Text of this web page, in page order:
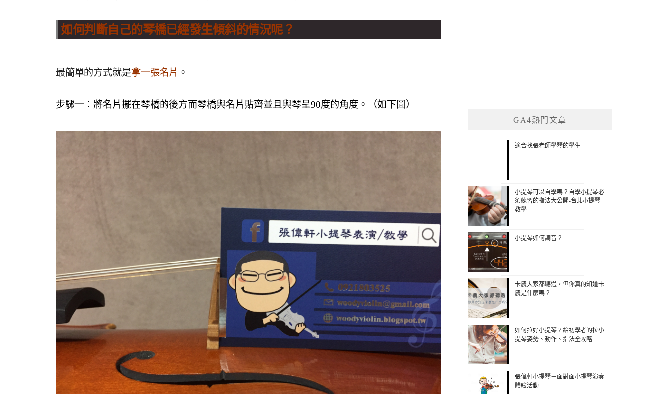
如何判斷自己的琴橋已經發生傾斜的情況呢？
最簡單的方式就是拿一張名片 。
步驟一：將名片擺在琴橋的後方而琴橋與名片貼齊並且與琴呈90度的角度。 （如下圖）
GA4熱門文章
適合找張老師學琴的學生
小提琴可以自學嗎？自學小提琴必
須練習的指法大公開-台北小提琴
教學
小提琴如何調音？
卡農大家都聽過，但你真的知道卡
農是什麼嗎？
如何拉好小提琴？給初學者的拉小
提琴姿勢、動作、指法全攻略
張偉軒小提琴－面對面小提琴演奏
體驗活動